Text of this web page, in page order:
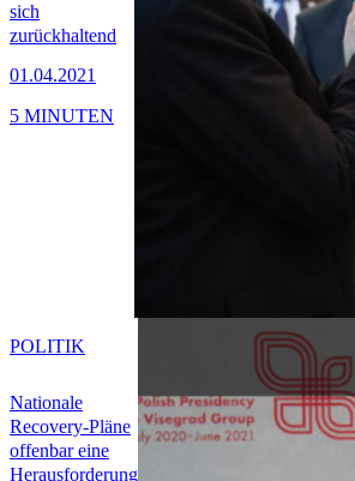
sich
zurückhaltend
01.04.2021
5 MINUTEN
Nationale
Recovery-Pläne
offenbar eine
Herausforderung
POLITIK